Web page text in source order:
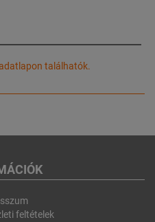
találhatók.
feltételek